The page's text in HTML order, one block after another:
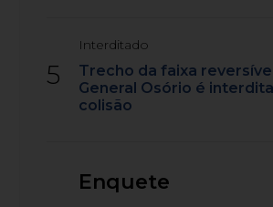
5
Interditado
Trecho da faixa
General Osório é
colisão
Enquete